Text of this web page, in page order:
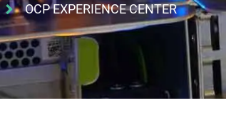
OCP EXPERIENCE CENTER